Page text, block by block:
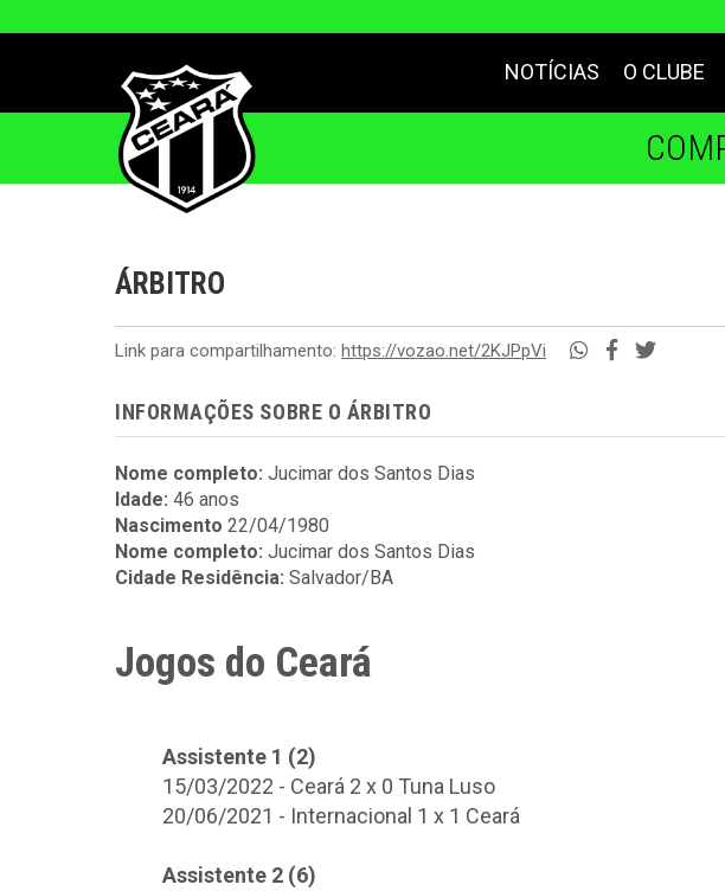
NOTÍCIAS O CLUBE
ÁRBITRO
Link para compartilhamento: https://vozao.net/2KJPpVi
INFORMAÇÕES SOBRE O ÁRBITRO
Nome completo: Jucimar dos Santos Dias
Idade: 46 anos
Nascimento 22/04/1980
Nome completo: Jucimar dos Santos Dias
Cidade Residência: Salvador/BA
Jogos do Ceará
Assistente 1 (2)
15/03/2022 - Ceará 2 x 0 Tuna Luso
20/06/2021 - Internacional 1 x 1 Ceará
Assistente 2 (6)